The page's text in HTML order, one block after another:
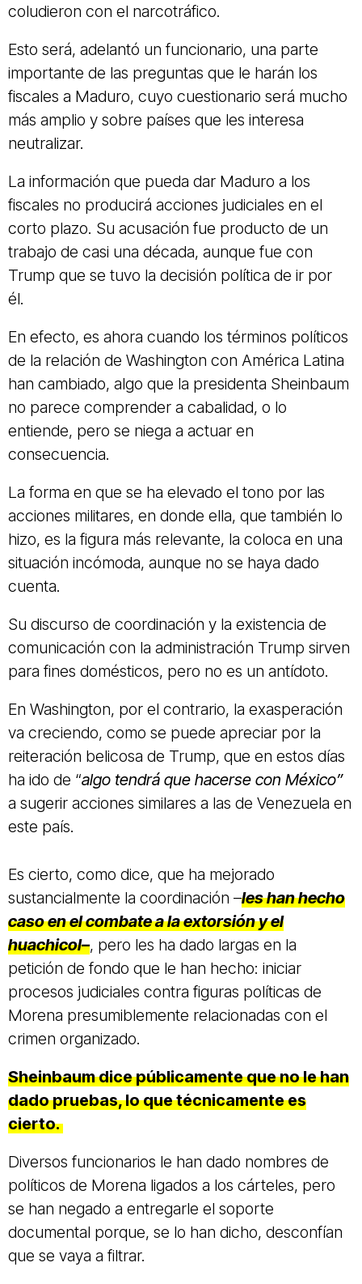
coludieron con el narcotráfico.
Esto será, adelantó un funcionario, una parte
importante de las preguntas que le harán los
fiscales a Maduro, cuyo cuestionario será mucho
más amplio y sobre países que les interesa
neutralizar.
La información que pueda dar Maduro a los
fiscales no producirá acciones judiciales en el
corto plazo. Su acusación fue producto de un
trabajo de casi una década, aunque fue con
Trump que se tuvo la decisión política de ir por
él.
En efecto, es ahora cuando los términos políticos
de la relación de Washington con América Latina
han cambiado, algo que la presidenta Sheinbaum
no parece comprender a cabalidad, o lo
entiende, pero se niega a actuar en
consecuencia.
La forma en que se ha elevado el tono por las
acciones militares, en donde ella, que también lo
hizo, es la figura más relevante, la coloca en una
situación incómoda, aunque no se haya dado
cuenta.
Su discurso de coordinación y la existencia de
comunicación con la administración Trump sirven
para fines domésticos, pero no es un antídoto.
En Washington, por el contrario, la exasperación
va creciendo, como se puede apreciar por la
reiteración belicosa de Trump, que en estos días
ha ido de “algo tendrá que hacerse con México”
a sugerir acciones similares a las de Venezuela en
este país.
Es cierto, como dice, que ha mejorado
sustancialmente la coordinación –les han hecho
caso en el combate a la extorsión y el
huachicol–, pero les ha dado largas en la
petición de fondo que le han hecho: iniciar
procesos judiciales contra figuras políticas de
Morena presumiblemente relacionadas con el
crimen organizado.
Sheinbaum dice públicamente que no le han
dado pruebas, lo que técnicamente es
cierto.
Diversos funcionarios le han dado nombres de
políticos de Morena ligados a los cárteles, pero
se han negado a entregarle el soporte
documental porque, se lo han dicho, desconfían
que se vaya a filtrar.